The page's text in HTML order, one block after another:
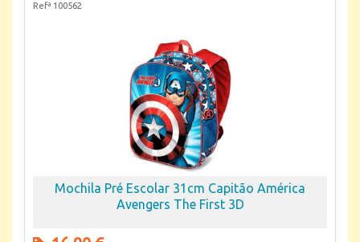
Refª 100562
Mochila Pré Escolar 31cm Capitão América
Avengers The First 3D